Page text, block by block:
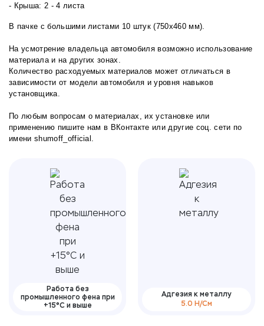
- Крыша: 2 - 4 листа
В пачке с большими листами 10 штук (750х460 мм).
На усмотрение владельца автомобиля возможно использование
материала и на других зонах.
Количество расходуемых материалов может отличаться в
зависимости от модели автомобиля и уровня навыков
установщика.
По любым вопросам о материалах, их установке или
применению пишите нам в ВКонтакте или другие соц. сети по
имени shumoff_official.
Работа без
промышленного фена при
+15°С и выше
Адгезия к металлу
5.0 Н/См